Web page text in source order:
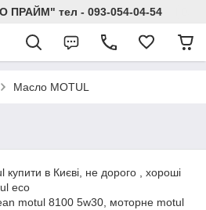
ПРАЙМ" тел - 093-054-04-54
Масло MOTUL
в Києві, не дорого , хороші
eco
motul 8100 5w30, моторне motul